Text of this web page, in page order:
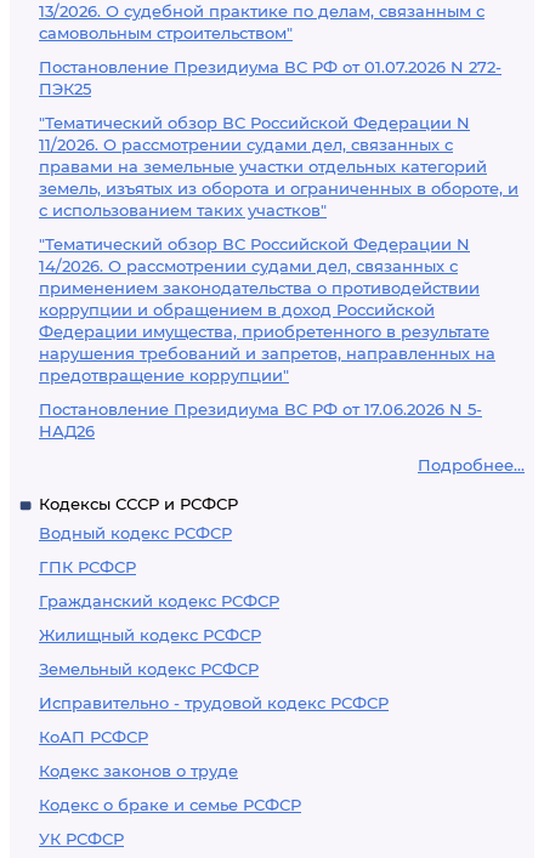
13/2026. О судебной практике по делам, связанным с
самовольным строительством"
Постановление Президиума ВС РФ от 01.07.2026 N 272-
ПЭК25
"Тематический обзор ВС Российской Федерации N
11/2026. О рассмотрении судами дел, связанных с
правами на земельные участки отдельных категорий
земель, изъятых из оборота и ограниченных в обороте, и
с использованием таких участков"
"Тематический обзор ВС Российской Федерации N
14/2026. О рассмотрении судами дел, связанных с
применением законодательства о противодействии
коррупции и обращением в доход Российской
Федерации имущества, приобретенного в результате
нарушения требований и запретов, направленных на
предотвращение коррупции"
Постановление Президиума ВС РФ от 17.06.2026 N 5-
НАД26
Подробнее...
Кодексы СССР и РСФСР
Водный кодекс РСФСР
ГПК РСФСР
Гражданский кодекс РСФСР
Жилищный кодекс РСФСР
Земельный кодекс РСФСР
Исправительно - трудовой кодекс РСФСР
КоАП РСФСР
Кодекс законов о труде
Кодекс о браке и семье РСФСР
УК РСФСР